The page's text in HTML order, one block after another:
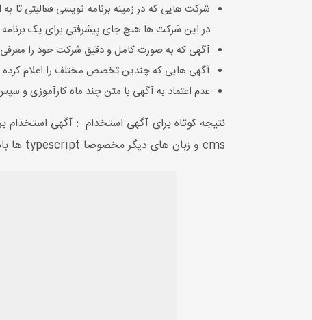
در این شرکت ها هیچ جای پیشرفتی برای یک
آگهی که به صورت کامل و دقیق شرکت خود را
آگهی هایی که چندین تخصص مختلف را اعلام کرده
عدم اعتماد به آگهی با متن چند ماه کارآموزی و
cms و زبان های دیگر مخصوصا typescript ها باشد شرکت های خوب و عالی برای هر زمینه برنامه نویس مرتبط رو استخدام می کنند.